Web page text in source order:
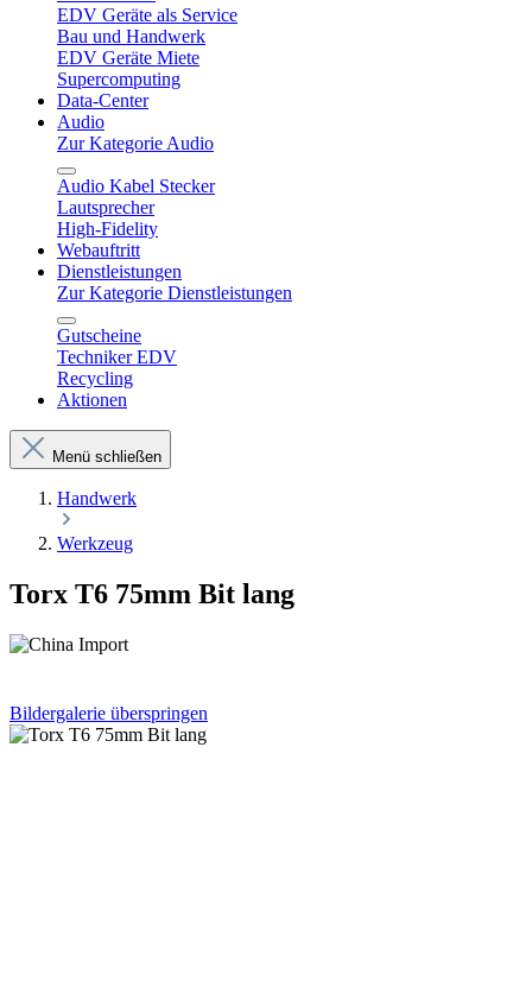
EDV Geräte als Service
Bau und Handwerk
EDV Geräte Miete
Supercomputing
Data-Center
Audio
Zur Kategorie Audio
Audio Kabel Stecker
Lautsprecher
High-Fidelity
Webauftritt
Dienstleistungen
Zur Kategorie Dienstleistungen
Gutscheine
Techniker EDV
Recycling
Aktionen
Menü schließen
Handwerk
Werkzeug
Torx T6 75mm Bit lang
Bildergalerie überspringen